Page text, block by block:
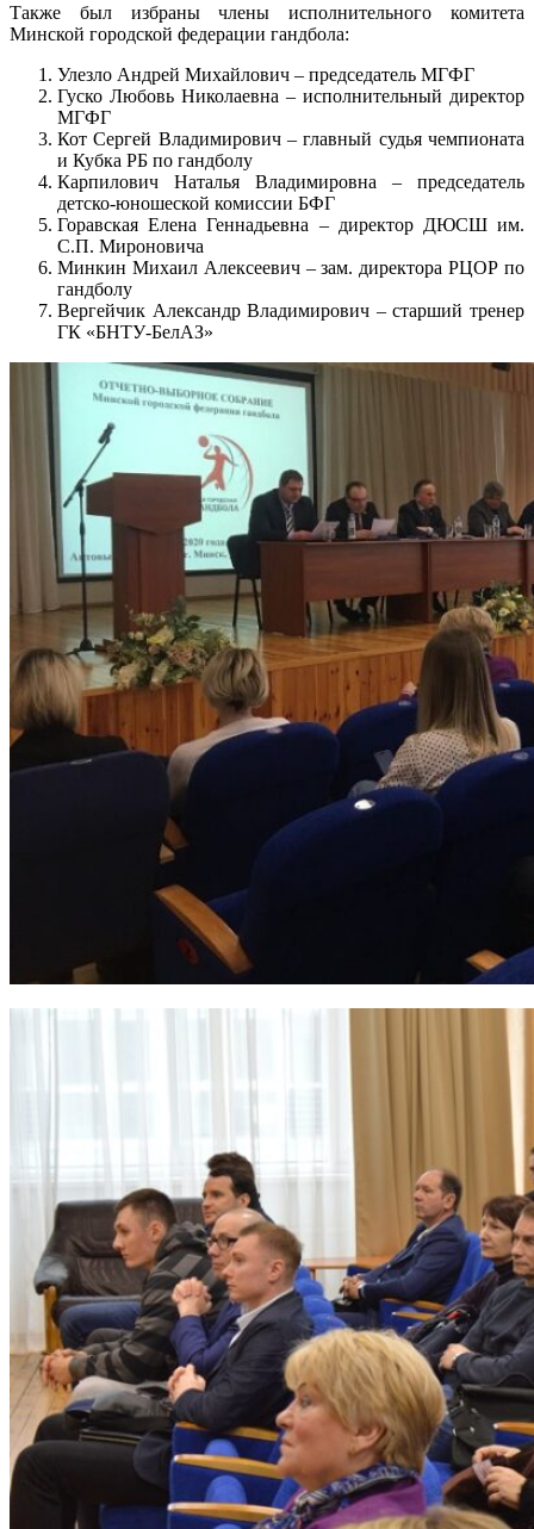
Также был избраны члены исполнительного комитета
Минской городской федерации гандбола:
Улезло Андрей Михайлович – председатель МГФГ
Гуско Любовь Николаевна – исполнительный директор
МГФГ
Кот Сергей Владимирович – главный судья чемпионата
и Кубка РБ по гандболу
Карпилович Наталья Владимировна – председатель
детско-юношеской комиссии БФГ
Горавская Елена Геннадьевна – директор ДЮСШ им.
С.П. Мироновича
Минкин Михаил Алексеевич – зам. директора РЦОР по
гандболу
Вергейчик Александр Владимирович – старший тренер
ГК «БНТУ-БелАЗ»